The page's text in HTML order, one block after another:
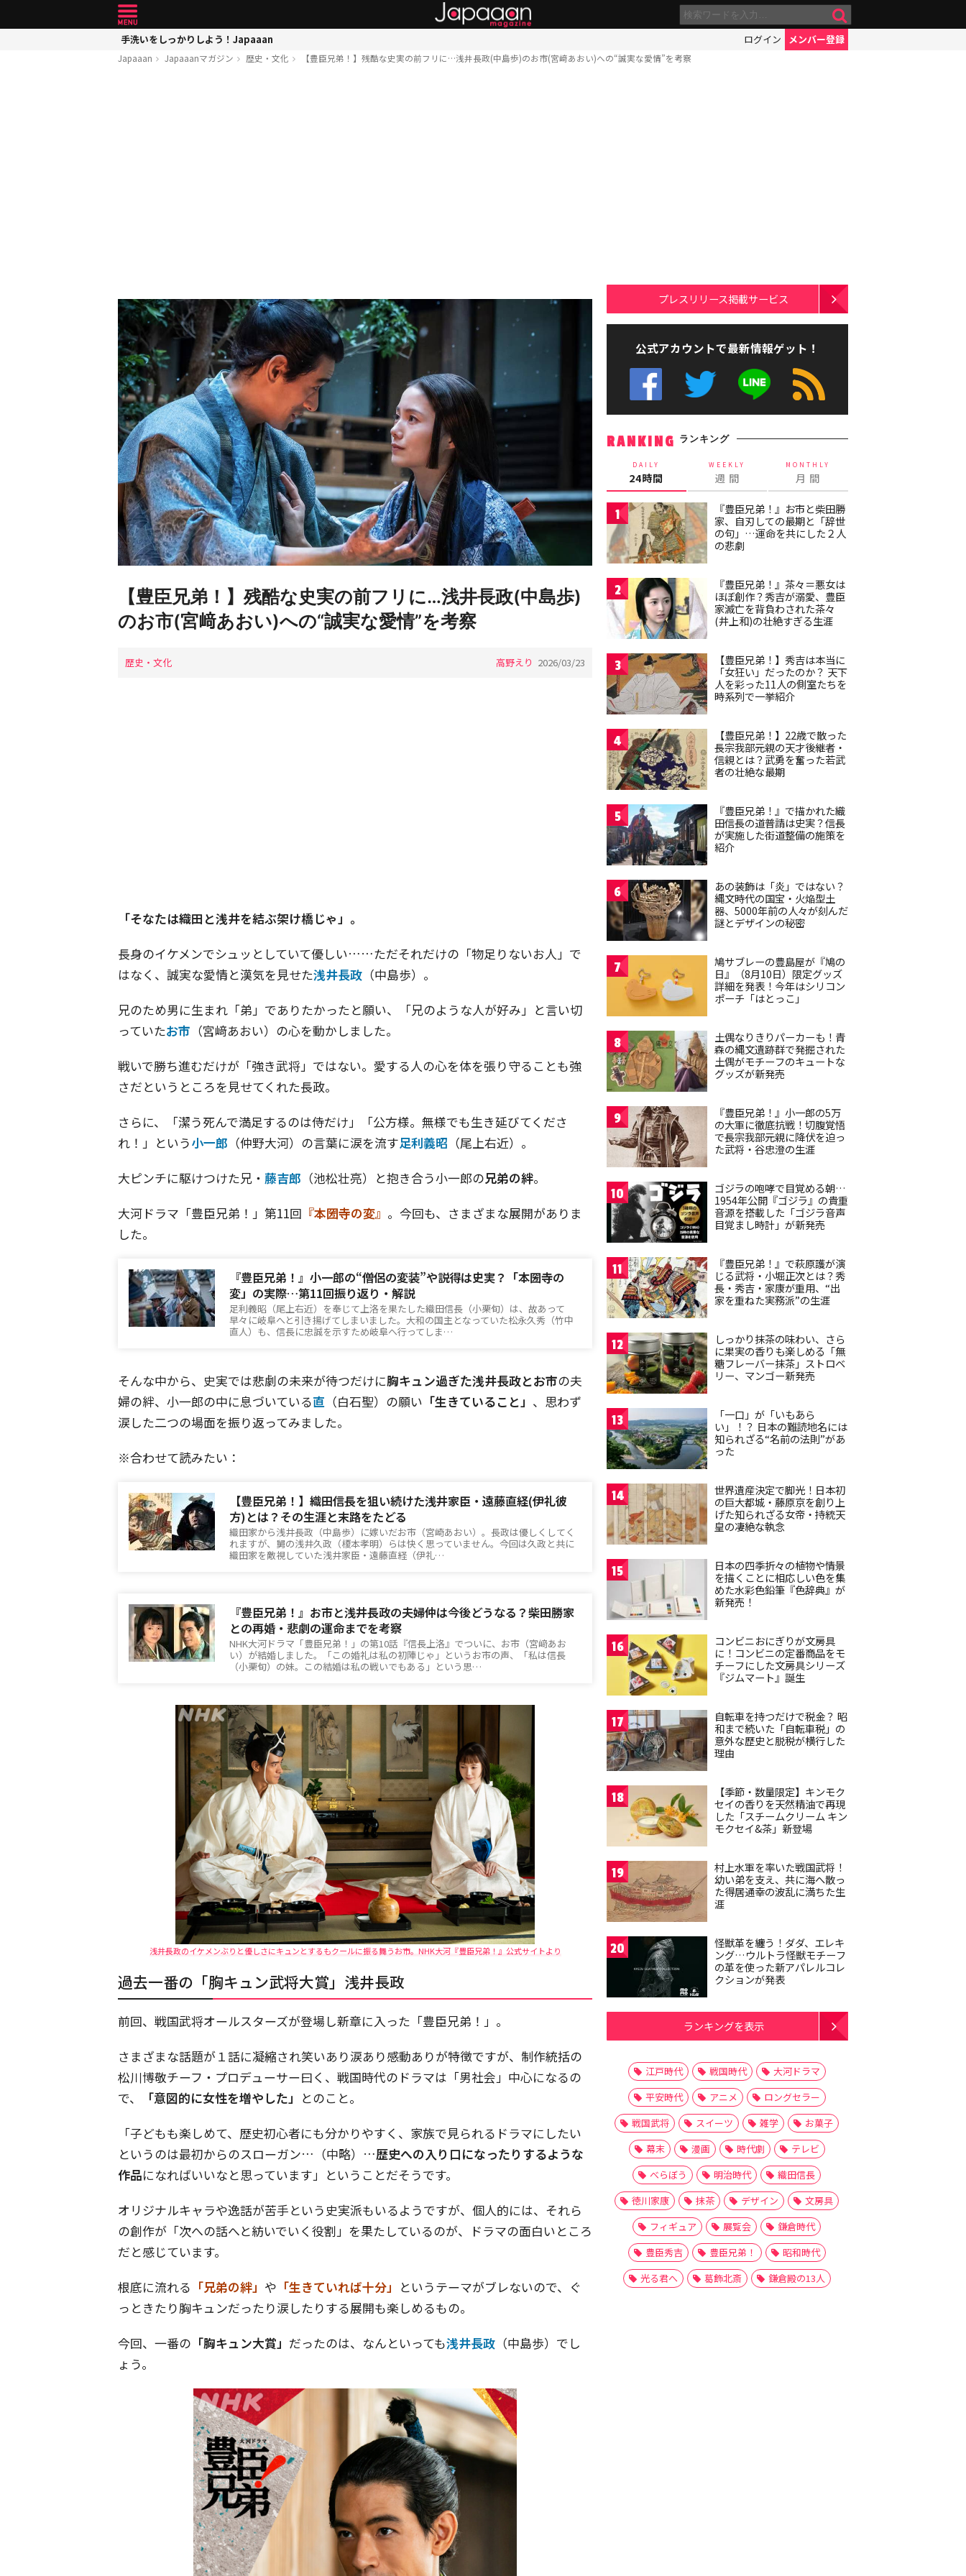
手洗いをしっかりしよう！Japaaan ログイン メンバー登録
Japaaan Japaaanマガジン 歴史・文化 【豊臣兄弟！】残酷な史実の前フリに…浅井長政(中島歩)のお市(宮﨑あおい)への“誠実な愛情”を考察
【豊臣兄弟！】残酷な史実の前フリに…浅井長政(中島歩)
のお市(宮﨑あおい)への“誠実な愛情”を考察
歴史・文化 高野えり 2026/03/23
「そなたは織田と浅井を結ぶ架け橋じゃ」。
長身のイケメンでシュッとしていて優しい……ただそれだけの「物足りないお人」で
はなく、誠実な愛情と漢気を見せた浅井長政 （中島歩）。
兄のため男に生まれ「弟」でありたかったと願い、「兄のような人が好み」と言い切
っていたお市 （宮﨑あおい）の心を動かしました。
戦いで勝ち進むだけが「強き武将」ではない。愛する人の心を体を張り守ることも強
さだというところを見せてくれた長政。
さらに、「潔う死んで満足するのは侍だけ」「公方様。無様でも生き延びてくださ
れ！」という小一郎 （仲野大河）の言葉に涙を流す足利義昭 （尾上右近）。
大ピンチに駆けつけた兄・ 藤吉郎 （池松壮亮）と抱き合う小一郎の兄弟の絆。
大河ドラマ「豊臣兄弟！」第11回 『本圀寺の変』 。今回も、さまざまな展開がありま
した。
『豊臣兄弟！』小一郎の“僧侶の変装”や説得は史実？「本圀寺の
変」の実際…第11回振り返り・解説
足利義昭（尾上右近）を奉じて上洛を果たした織田信長（小栗旬）は、故あって
早々に岐阜へと引き揚げてしまいました。大和の国主となっていた松永久秀（竹中
直人）も、信長に忠誠を示すため岐阜へ行ってしま…
そんな中から、史実では悲劇の未来が待つだけに胸キュン過ぎた浅井長政とお市の夫
婦の絆、小一郎の中に息づいている直 （白石聖）の願い 「生きていること」 、思わず
涙した二つの場面を振り返ってみました。
※合わせて読みたい：
【豊臣兄弟！】織田信長を狙い続けた浅井家臣・遠藤直経(伊礼彼
方)とは？その生涯と末路をたどる
織田家から浅井長政（中島歩）に嫁いだお市（宮崎あおい）。長政は優しくしてく
れますが、舅の浅井久政（榎本孝明）らは快く思っていません。今回は久政と共に
織田家を敵視していた浅井家臣・遠藤直経（伊礼…
『豊臣兄弟！』お市と浅井長政の夫婦仲は今後どうなる？柴田勝家
との再婚・悲劇の運命までを考察
NHK大河ドラマ「豊臣兄弟！」の第10話『信長上洛』でついに、お市（宮﨑あお
い）が結婚しました。「この婚礼は私の初陣じゃ」というお市の声、「私は信長
（小栗旬）の妹。この結婚は私の戦いでもある」という思…
浅井長政のイケメンぶりと優しさにキュンとするもクールに振る舞うお市。NHK大河『豊臣兄弟！』公式サイトより
過去一番の「胸キュン武将大賞」浅井長政
前回、戦国武将オールスターズが登場し新章に入った「豊臣兄弟！」。
さまざまな話題が１話に凝縮され笑いあり涙あり感動ありが特徴ですが、制作統括の
松川博敬チーフ・プロデューサー曰く、戦国時代のドラマは「男社会」中心になるの
で、
「意図的に女性を増やした」 とのこと。
「子どもも楽しめて、歴史初心者にも分かりやすく、家族で見られるドラマにしたい
というのは最初からのスローガン…（中略）…歴史への入り口になったりするような
作品になればいいなと思っています」ということだそうです。
オリジナルキャラや逸話が苦手という史実派もいるようですが、個人的には、それら
の創作が「次への話へと紡いでいく役割」を果たしているのが、ドラマの面白いところ
だと感じています。
根底に流れる 「兄弟の絆」 や 「生きていれば十分」 というテーマがブレないので、ぐ
っときたり胸キュンだったり涙したりする展開も楽しめるもの。
今回、一番の 「胸キュン大賞」 だったのは、なんといっても浅井長政 （中島歩）でし
ょう。
プレスリリース掲載サービス
公式アカウントで最新情報ゲット！
RANKING ランキング
DAILY
24時間
WEEKLY
週 間
MONTHLY
月 間
1
『豊臣兄弟！』お市と柴田勝
家、自刃しての最期と「辞世
の句」…運命を共にした２人
の悲劇
2
『豊臣兄弟！』茶々＝悪女は
ほぼ創作？秀吉が溺愛、豊臣
家滅亡を背負わされた茶々
(井上和)の壮絶すぎる生涯
3
【豊臣兄弟！】秀吉は本当に
「女狂い」だったのか？ 天下
人を彩った11人の側室たちを
時系列で一挙紹介
4
【豊臣兄弟！】22歳で散った
長宗我部元親の天才後継者・
信親とは？武勇を奮った若武
者の壮絶な最期
5
『豊臣兄弟！』で描かれた織
田信長の道普請は史実？信長
が実施した街道整備の施策を
紹介
6
あの装飾は「炎」ではない？
縄文時代の国宝・火焔型土
器、5000年前の人々が刻んだ
謎とデザインの秘密
7
鳩サブレーの豊島屋が『鳩の
日』（8月10日）限定グッズ
詳細を発表！今年はシリコン
ポーチ「はとっこ」
8
土偶なりきりパーカーも！青
森の縄文遺跡群で発掘された
土偶がモチーフのキュートな
グッズが新発売
9
『豊臣兄弟！』小一郎の5万
の大軍に徹底抗戦！切腹覚悟
で長宗我部元親に降伏を迫っ
た武将・谷忠澄の生涯
10
ゴジラの咆哮で目覚める朝…
1954年公開『ゴジラ』の貴重
音源を搭載した「ゴジラ音声
目覚まし時計」が新発売
11
『豊臣兄弟！』で萩原護が演
じる武将・小堀正次とは？秀
長・秀吉・家康が重用、“出
家を重ねた実務派”の生涯
12
しっかり抹茶の味わい、さら
に果実の香りも楽しめる「無
糖フレーバー抹茶」ストロベ
リー、マンゴー新発売
13
「一口」が「いもあら
い」！？ 日本の難読地名には
知られざる“名前の法則”があ
った
14
世界遺産決定で脚光！日本初
の巨大都城・藤原京を創り上
げた知られざる女帝・持統天
皇の凄絶な執念
15
日本の四季折々の植物や情景
を描くことに相応しい色を集
めた水彩色鉛筆『色辞典』が
新発売！
16
コンビニおにぎりが文房具
に！コンビニの定番商品をモ
チーフにした文房具シリーズ
『ジムマート』誕生
17
自転車を持つだけで税金？ 昭
和まで続いた「自転車税」の
意外な歴史と脱税が横行した
理由
18
【季節・数量限定】キンモク
セイの香りを天然精油で再現
した「スチームクリーム キン
モクセイ&茶」新登場
19
村上水軍を率いた戦国武将！
幼い弟を支え、共に海へ散っ
た得居通幸の波乱に満ちた生
涯
20
怪獣革を纏う！ダダ、エレキ
ング…ウルトラ怪獣モチーフ
の革を使った新アパレルコレ
クションが発表
ランキングを表示
江戸時代 戦国時代
大河ドラマ
平安時代
アニメ
ロングセラー
戦国武将
スイーツ 雑学
お菓子
幕末
漫画 時代劇
テレビ
べらぼう
明治時代
織田信長
徳川家康
抹茶 デザイン
文房具
フィギュア
展覧会
鎌倉時代
豊臣秀吉
豊臣兄弟！
昭和時代
光る君へ
葛飾北斎 鎌倉殿の13人